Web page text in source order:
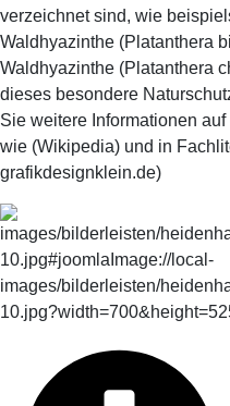
verzeichnet sind, wie
Waldhyazinthe (Platanthera
Waldhyazinthe (Platanthera
dieses besondere
Sie weitere Informationen
wie (Wikipedia) und in
grafikdesignklein.de)